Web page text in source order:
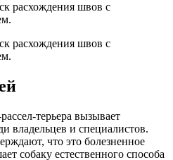
расхождения швов с
расхождения швов с
терьера вызывает
владельцев и специалистов.
что это болезненное
собаку естественного способа